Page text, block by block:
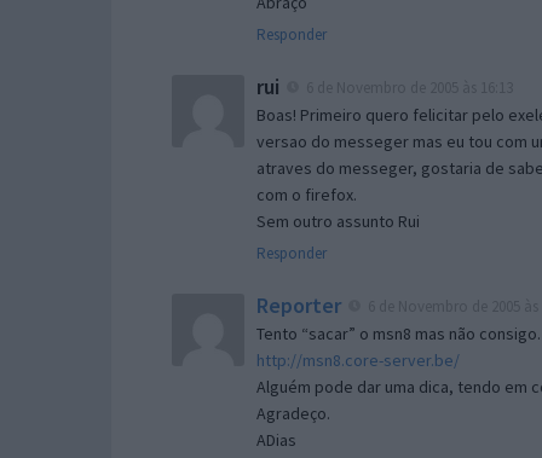
Responder
rui
Boas! Primeiro quero felicitar pelo
versao do messeger mas eu tou com
atraves do messeger, gostaria de
com o firefox.
Sem outro assunto Rui
Responder
Reporter
Tento “sacar” o msn8 mas não
http://msn8.core-server.be/
Alguém pode dar uma dica, tendo em
Agradeço.
ADias